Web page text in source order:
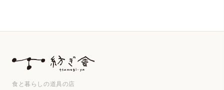
食と暮らしの道具の店